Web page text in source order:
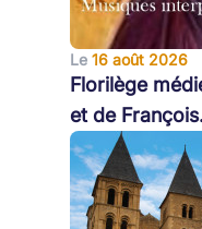
Le 16 août 2026
Florilège
et de